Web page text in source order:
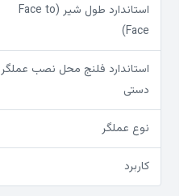
استاندارد طول شیر (Face to
Face)
استاندارد فلنج محل نصب عملگر
دستی
نوع عملگر
کاربرد